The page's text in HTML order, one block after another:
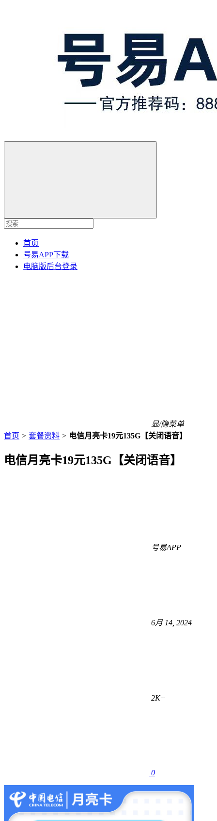
首页
号易APP下载
电脑版后台登录
显/隐菜单
首页 > 套餐资料 > 电信月亮卡19元135G【关闭语音】
电信月亮卡19元135G【关闭语音】
号易APP
6月 14, 2024
2K+
0